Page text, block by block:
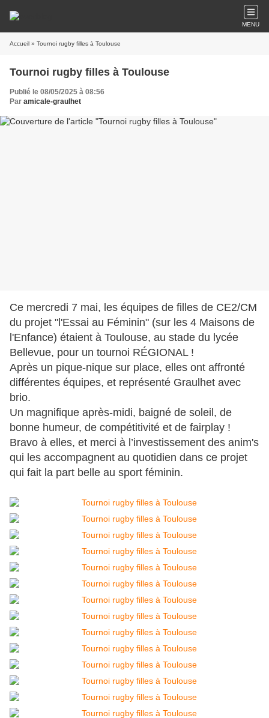
MENU
Accueil » Tournoi rugby filles à Toulouse
Tournoi rugby filles à Toulouse
Publié le 08/05/2025 à 08:56
Par amicale-graulhet
Ce mercredi 7 mai, les équipes de filles de CE2/CM
du projet "l'Essai au Féminin" (sur les 4 Maisons de
l'Enfance) étaient à Toulouse, au stade du lycée
Bellevue, pour un tournoi RÉGIONAL !
Après un pique-nique sur place, elles ont affronté
différentes équipes, et représenté Graulhet avec
brio.
Un magnifique après-midi, baigné de soleil, de
bonne humeur, de compétitivité et de fairplay !
Bravo à elles, et merci à l’investissement des anim's
qui les accompagnent au quotidien dans ce projet
qui fait la part belle au sport féminin.